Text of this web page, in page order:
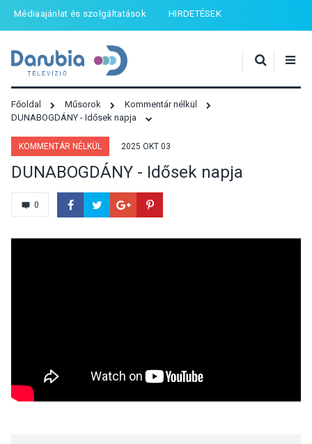
Médiaajánlat és szolgáltatások HIRDETÉSEK
Főoldal Műsorok
Kommentár nélkül
DUNABOGDÁNY - Idősek napja
KOMMENTÁR NÉLKÜL 2025 OKT 03
DUNABOGDÁNY - Idősek napja
0